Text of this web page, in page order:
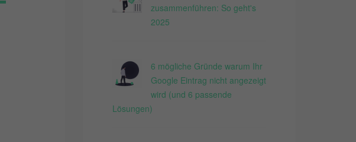
zusammenführen: So geht's
2025
6 mögliche Gründe warum Ihr
Google Eintrag nicht angezeigt
wird (und 6 passende
Lösungen)